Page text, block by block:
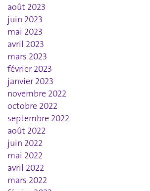
août 2023
juin 2023
mai 2023
avril 2023
mars 2023
février 2023
janvier 2023
novembre 2022
octobre 2022
septembre 2022
août 2022
juin 2022
mai 2022
avril 2022
mars 2022